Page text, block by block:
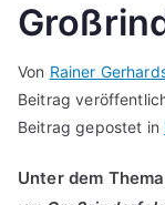
Von Rainer
Beitrag
Beitrag gepostet in
Unter dem Thema